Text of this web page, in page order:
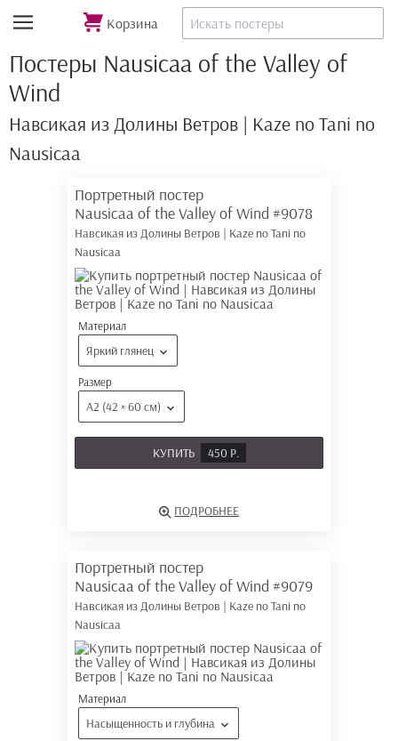
Корзина
Постеры Nausicaa of the Valley of
Wind
Навсикая из Долины Ветров | Kaze no Tani no
Nausicaa
Портретный постер
Nausicaa of the Valley of Wind #9078
Навсикая из Долины Ветров | Kaze no Tani no
Nausicaa
Материал
Яркий глянец
Размер
А2 (42 × 60 см)
КУПИТЬ 450 Р.
ПОДРОБНЕЕ
Портретный постер
Nausicaa of the Valley of Wind #9079
Навсикая из Долины Ветров | Kaze no Tani no
Nausicaa
Материал
Насыщенность и глубина